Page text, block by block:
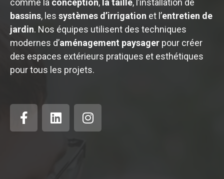
comme la conception, la taille, l’installation de
bassins, les systèmes d’irrigation et l’entretien de
jardin. Nos équipes utilisent des techniques
modernes d’aménagement paysager pour créer
des espaces extérieurs pratiques et esthétiques
pour tous les projets.